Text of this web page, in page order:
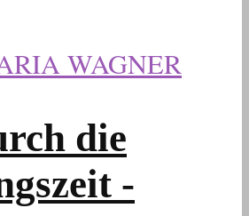
WAGNER
die
-